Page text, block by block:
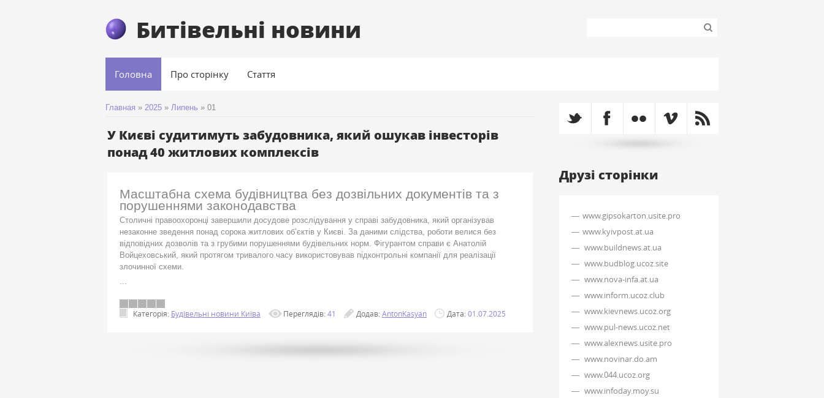
Битівельні новини
Головна Про сторінку Стаття
Главная » 2025 » Липень » 01
У Києві судитимуть забудовника, який ошукав інвесторів
понад 40 житлових комплексів
Масштабна схема будівництва без дозвільних документів та з
порушеннями законодавства
Столичні правоохоронці завершили досудове розслідування у справі забудовника, який організував
незаконне зведення понад сорока житлових об’єктів у Києві. За даними слідства, роботи велися без
відповідних дозволів та з грубими порушеннями будівельних норм. Фігурантом справи є Анатолій
Войцеховський, який протягом тривалого часу використовував підконтрольні компанії для реалізації
злочинної схеми.
...
Категорія: Будівельні новини Київа Переглядів: 41 Додав: AntonKasyan Дата: 01.07.2025
Друзі сторінки
www.gipsokarton.usite.pro
www.kyivpost.at.ua
www.buildnews.at.ua
www.budblog.ucoz.site
www.nova-infa.at.ua
www.inform.ucoz.club
www.kievnews.ucoz.org
www.pul-news.ucoz.net
www.alexnews.usite.pro
www.novinar.do.am
www.044.ucoz.org
www.infoday.moy.su